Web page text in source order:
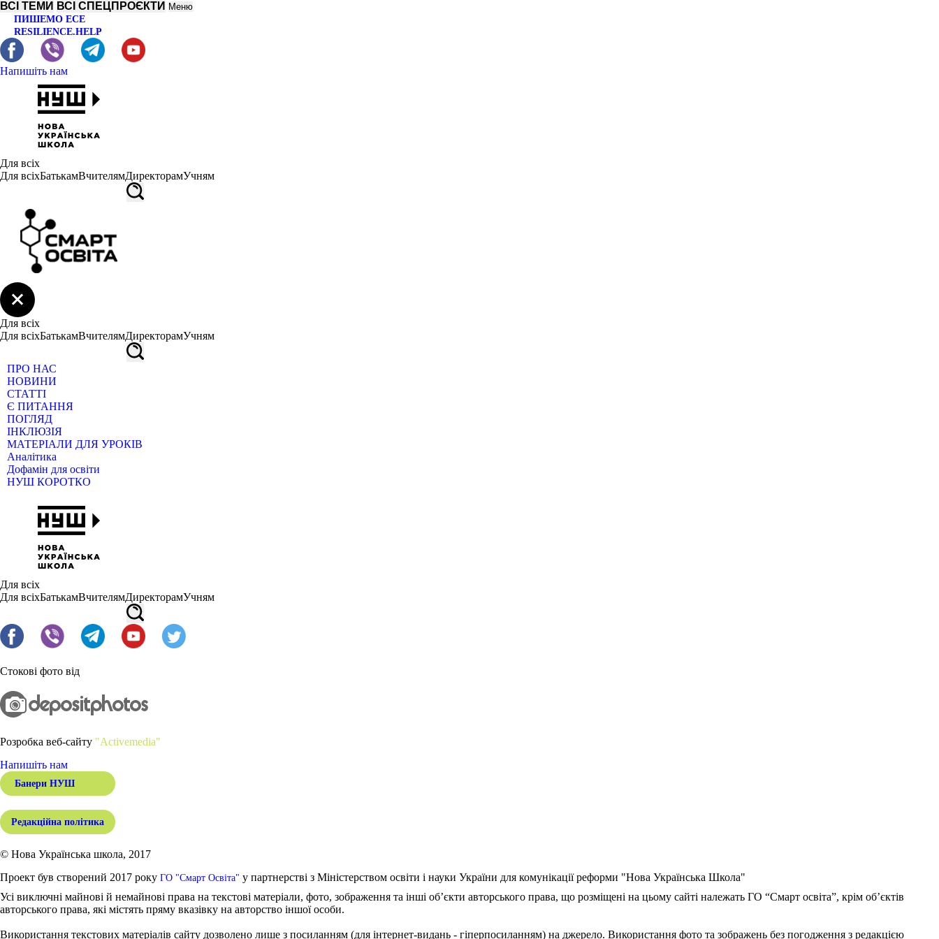
ВСІ ТЕМИ ВСІ СПЕЦПРОЄКТИ Меню
ПИШЕМО ЕСЕ
RESILIENCE.HELP
Напишіть нам
Для всіх
Для всіхБатькамВчителямДиректорамУчням
Для всіх
Для всіхБатькамВчителямДиректорамУчням
ПРО НАС
НОВИНИ
СТАТТІ
Є ПИТАННЯ
ПОГЛЯД
ІНКЛЮЗІЯ
МАТЕРІАЛИ ДЛЯ УРОКІВ
Аналітика
Дофамін для освіти
НУШ КОРОТКО
Для всіх
Для всіхБатькамВчителямДиректорамУчням
Стокові фото від
Розробка веб-сайту "Activemedia"
Напишіть нам
Банери НУШ
Редакційна політика
© Нова Українська школа, 2017
Проект був створений 2017 року ГО "Смарт Освіта" у партнерстві з Міністерством освіти і науки України для комунікації реформи "Нова Українська Школа"
Усі виключні майнові й немайнові права на текстові матеріали, фото, зображення та інші об’єкти авторського права, що розміщені на цьому сайті належать ГО “Смарт освіта”, крім об’єктів
авторського права, які містять пряму вказівку на авторство іншої особи.
Використання текстових матеріалів сайту дозволено лише з посиланням (для інтернет-видань - гіперпосиланням) на джерело. Використання фото та зображень без погодження з редакцією